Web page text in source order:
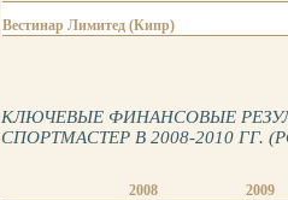
Вестинар Лимитед (Кипр)
КЛЮЧЕВЫЕ ФИНАНСОВЫЕ
СПОРТМАСТЕР В 2008-2010 ГГ.
2008
2009